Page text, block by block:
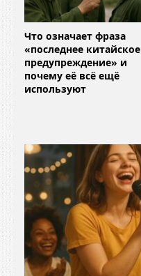
Что означает фраза
«последнее китайское
предупреждение» и
почему её всё ещё
используют